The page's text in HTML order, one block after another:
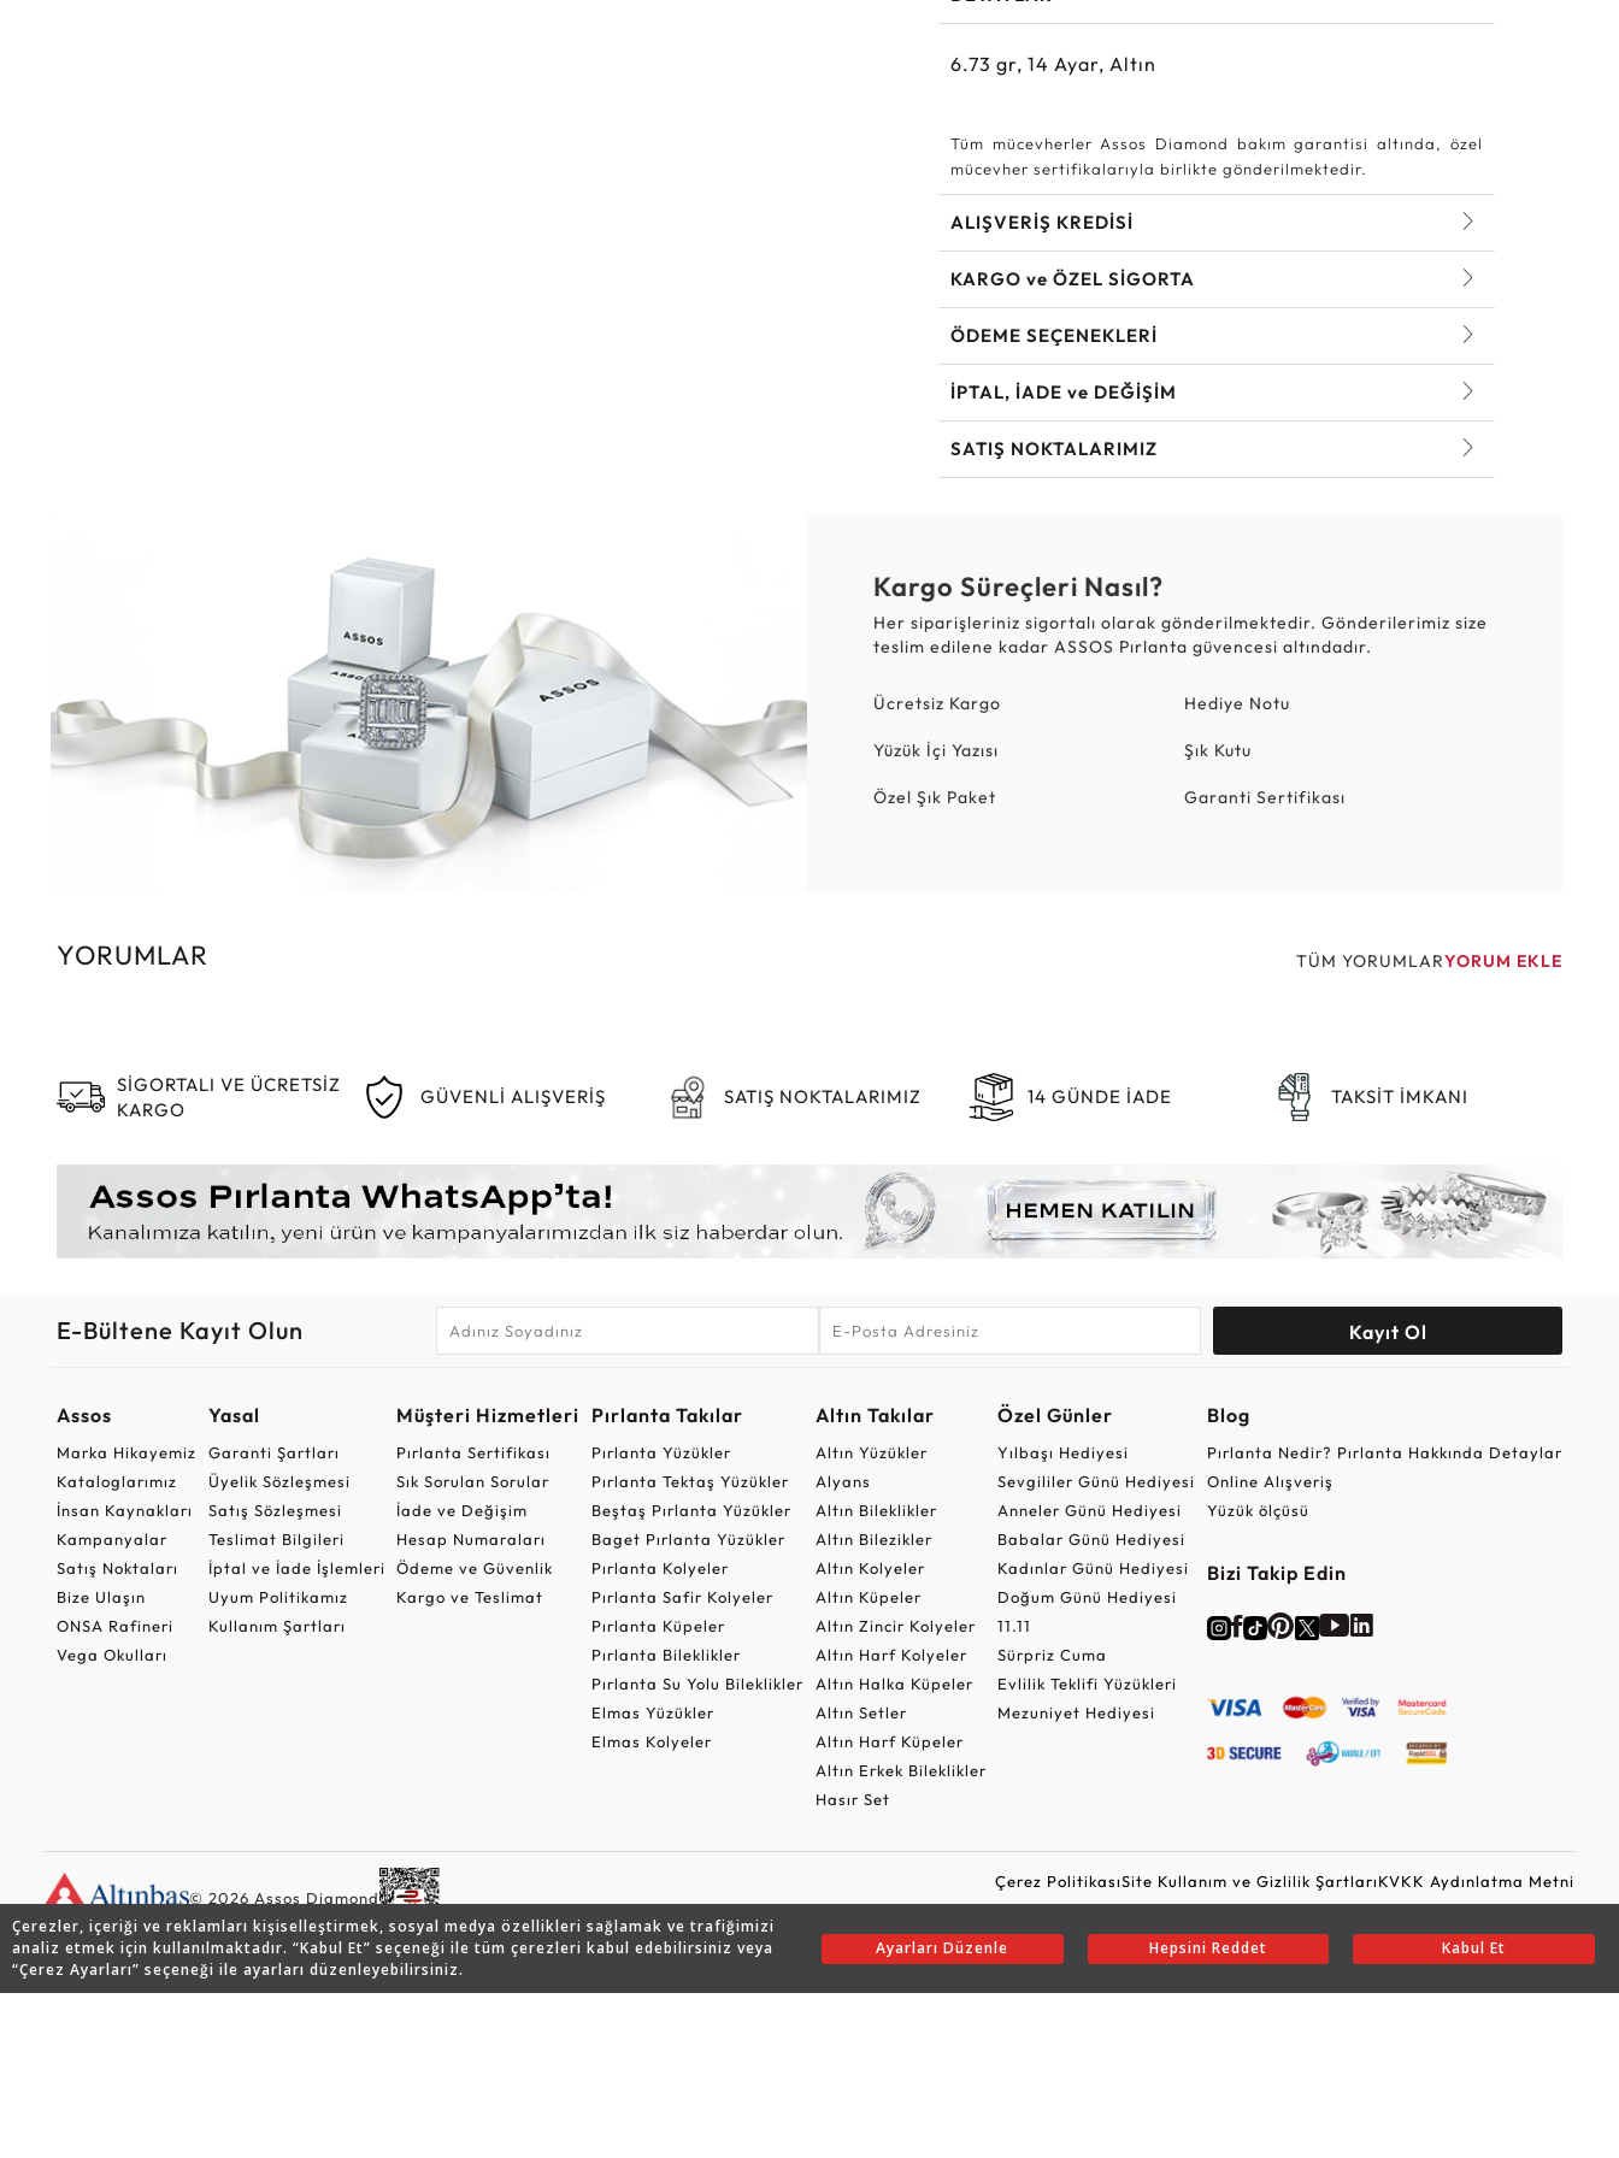
Çerezler, içeriği ve reklamları kişiselleştirmek, sosyal medya özellikleri sağlamak ve trafiğimizi
analiz etmek için kullanılmaktadır. “Kabul Et” seçeneği ile tüm çerezleri kabul edebilirsiniz veya
“Çerez Ayarları” seçeneği ile ayarları düzenleyebilirsiniz.
Ayarları Düzenle Hepsini Reddet Kabul Et
6.73gr,14Ayar, Altın
Tüm mücevherler Assos Diamond bakım garantisi altında, özel
mücevher sertifikalarıyla birlikte gönderilmektedir.
ALIŞVERİŞ KREDİSİ
KARGO ve ÖZEL SİGORTA
ÖDEME SEÇENEKLERİ
İPTAL, İADE ve DEĞİŞİM
SATIŞ NOKTALARIMIZ
Kargo Süreçleri Nasıl?
Her siparişleriniz sigortalı olarak gönderilmektedir. Gönderilerimiz size
teslim edilene kadar ASSOS Pırlanta güvencesi altındadır.
Ücretsiz Kargo Hediye Notu
Yüzük İçi Yazısı Şık Kutu
Özel Şık Paket Garanti Sertifikası
YORUMLAR TÜM YORUMLARYORUM EKLE
SİGORTALI VE ÜCRETSİZ
KARGO
GÜVENLİ ALIŞVERİŞ SATIŞ NOKTALARIMIZ 14 GÜNDE İADE TAKSİT İMKANI
E-Bültene Kayıt Olun Kayıt Ol
Assos
Marka Hikayemiz
Kataloglarımız
İnsan Kaynakları
Kampanyalar
Satış Noktaları
Bize Ulaşın
ONSA Rafineri
Vega Okulları
Yasal
Garanti Şartları
Üyelik Sözleşmesi
Satış Sözleşmesi
Teslimat Bilgileri
İptal ve İade İşlemleri
Uyum Politikamız
Kullanım Şartları
Müşteri Hizmetleri
Pırlanta Sertifikası
Sık Sorulan Sorular
İade ve Değişim
Hesap Numaraları
Ödeme ve Güvenlik
Kargo ve Teslimat
Pırlanta Takılar
Pırlanta Yüzükler
Pırlanta Tektaş Yüzükler
Beştaş Pırlanta Yüzükler
Baget Pırlanta Yüzükler
Pırlanta Kolyeler
Pırlanta Safir Kolyeler
Pırlanta Küpeler
Pırlanta Bileklikler
Pırlanta Su Yolu Bileklikler
Elmas Yüzükler
Elmas Kolyeler
Altın Takılar
Altın Yüzükler
Alyans
Altın Bileklikler
Altın Bilezikler
Altın Kolyeler
Altın Küpeler
Altın Zincir Kolyeler
Altın Harf Kolyeler
Altın Halka Küpeler
Altın Setler
Altın Harf Küpeler
Altın Erkek Bileklikler
Hasır Set
Özel Günler
Yılbaşı Hediyesi
Sevgililer Günü Hediyesi
Anneler Günü Hediyesi
Babalar Günü Hediyesi
Kadınlar Günü Hediyesi
Doğum Günü Hediyesi
11.11
Sürpriz Cuma
Evlilik Teklifi Yüzükleri
Mezuniyet Hediyesi
Blog
Pırlanta Nedir? Pırlanta Hakkında Detaylar
Online Alışveriş
Yüzük ölçüsü
Bizi Takip Edin
© 2026 Assos Diamond
Çerez PolitikasıSite Kullanım ve Gizlilik ŞartlarıKVKK Aydınlatma Metni